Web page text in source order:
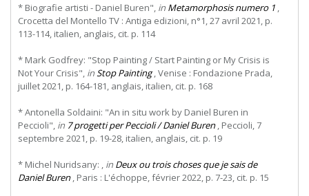
* Biografie artisti - Daniel Buren", in Metamorphosis numero 1 ,
Crocetta del Montello TV : Antiga edizioni, n°1, 27 avril 2021, p.
113-114, italien, anglais, cit. p. 114
* Mark Godfrey: "Stop Painting / Start Painting or My Crisis is
Not Your Crisis", inStop Painting, Venise : Fondazione Prada,
juillet 2021, p. 164-181, anglais, italien, cit. p. 168
* Antonella Soldaini: "An in situ work by Daniel Buren in
Peccioli", in 7 progetti per Peccioli / Daniel Buren, Peccioli, 7
septembre 2021, p. 19-28, italien, anglais, cit. p. 19
* Michel Nuridsany: , in Deux ou trois choses que je sais de
Daniel Buren, Paris : L'échoppe, février 2022, p. 7-23, cit. p. 15